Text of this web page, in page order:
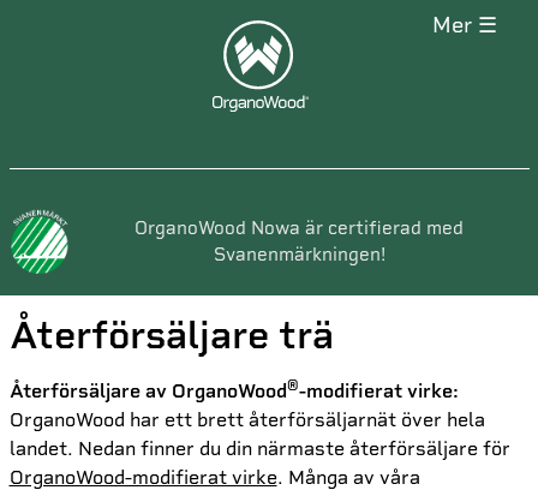
mer ☰
OrganoWood Nowa är certifierad med
Svanenmärkningen!
Återförsäljare trä
Återförsäljare av OrganoWood®-modifierat virke:
OrganoWood har ett brett återförsäljarnät över hela
landet. Nedan finner du din närmaste återförsäljare för
OrganoWood-modifierat virke. Många av våra